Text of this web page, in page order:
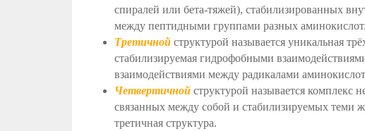
спиралей или бета-тяжей), стабилизированных
между пептидными группами разных аминокислот.
Третичной структурой называется уникальная
стабилизируемая гидрофобными
взаимодействиями между радикалами
Четвертичной структурой называется комплекс
связанных между собой и стабилизируемых теми
третичная структура.